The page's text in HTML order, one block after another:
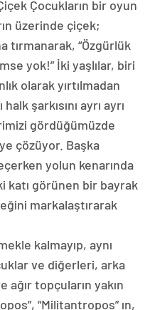
Çocukların bir oyun
üzerinde çiçek;
tırmanarak, “Özgürlük
yok!” İki yaşlılar, biri
olarak yırtılmadan
şarkısını ayrı ayrı
gördüğümüzde
çözüyor. Başka
yolun kenarında
katı görünen bir bayrak
markalaştırarak
kalmayıp, aynı
ve diğerleri, arka
ağır topçuların yakın
“Militantropos” ın,